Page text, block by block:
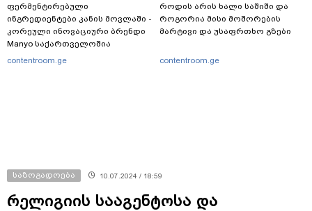
ფერმენტირებული
ინგრედიენტები კანის მოვლაში -
კორეული ინოვაციური ბრენდი
Manyo საქართველოშია
contentroom.ge
როდის არის ხალი საშიში და
როგორია მისი მოშორების
მარტივი და უსაფრთხო გზები
contentroom.ge
საზოგადოება 10.07.2024 / 18:59
რელიგიის სააგენტოსა და